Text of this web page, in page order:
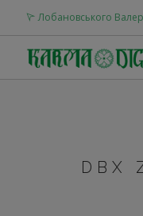
Лобановського
DBX